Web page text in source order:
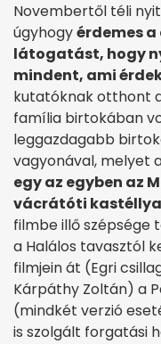
Novembertől téli
úgyhogyérdemes
látogatást, hogy
mindent, ami
kutatóknak otthont
família birtokában
leggazdagabb
vagyonával, melyet
egy az egyben az
vácrátóti
filmbe illő szépsége
a Halálos tavasztól
filmjein át (Egri
Kárpáthy Zoltán) a
(mindkét verzió
is szolgált forgatási